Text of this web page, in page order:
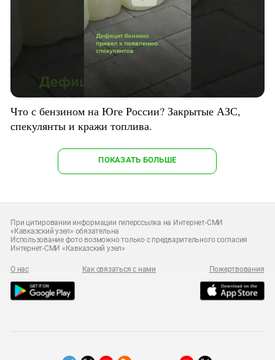
Что с бензином на Юге России? Закрытые АЗС,
спекулянты и кражи топлива.
ПОКАЗАТЬ БОЛЬШЕ
При цитировании информации гиперссылка на Интернет-СМИ
«Кавказский узел» обязательна
Использование фото возможно только с предварительного согласия
Интернет-СМИ «Кавказский узел»
О нас Как связаться с нами Пожертвования